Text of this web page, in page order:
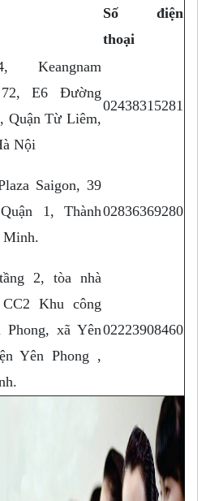
Số điện
thoại
Keangnam
72, E6 Đường
Quận Từ Liêm,
Nội
02438315281
Saigon, 39
1, Thành
Minh.
02836369280
2, tòa nhà
Khu công
Phong, xã Yên
Yên Phong ,
02223908460